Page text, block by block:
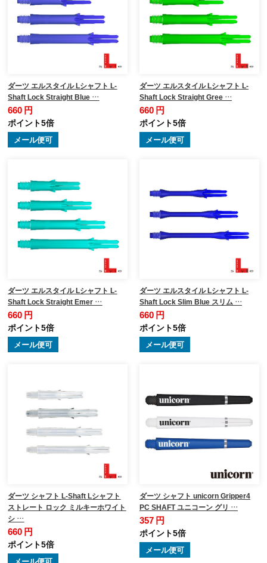
ダーツ エルスタイル Lシャフト L-
Shaft Lock Straight Blue …
660 円
ポイント5倍
メール便可
ダーツ エルスタイル Lシャフト L-
Shaft Lock Straight Gree …
660 円
ポイント5倍
メール便可
ダーツ エルスタイル Lシャフト L-
Shaft Lock Straight Emer …
660 円
ポイント5倍
メール便可
ダーツ エルスタイル Lシャフト L-
Shaft Lock Slim Blue スリム …
660 円
ポイント5倍
メール便可
ダーツ シャフト L-Shaft Lシャフト
ストレート ロック ミルキーホワイト
シ …
660 円
ポイント5倍
ダーツ シャフト unicorn Gripper4
PC SHAFT ユニコーン グリ …
357 円
ポイント5倍
メール便可